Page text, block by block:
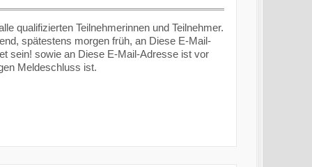
qualifizierten Teilnehmerinnen und Teilnehmer.
spätestens morgen früh, an Diese E-Mail-
sein! sowie an Diese E-Mail-Adresse ist vor
Meldeschluss ist.